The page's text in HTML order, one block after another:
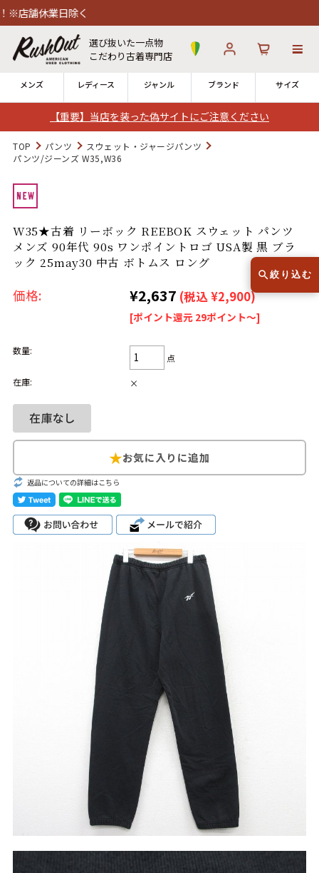
【重要】当店を装った偽サイトにご注意ください
業日除く
選び抜いた一点物
こだわり古着専門店
メンズ レディース ジャンル ブランド サイズ
ログイン
店舗一覧
発送について 12時までのご注文で当日出荷！
※対応不可：日祝、長期休暇、セール
Search by Hotword 今週のHOTワード（7/29〜8/4）
映画
ラルフローレン
ブランドから探す
ラルフ ローレン
チャンピオン
パタゴニア
ディッキーズ
アディダス ナイキ
リーバイス ラッセル・アスレ
チック
Search by Item アイテムから探す
ジャケット セーター
長袖シャツ 半袖シャツ Tシャツ
TOP パンツ
スウェット・ジャージパンツ
パンツ/ジーンズ W35,W36
W35★古着 リーボック REEBOK スウェット パンツ
メンズ 90年代 90s ワンポイントロゴ USA製 黒 ブラ
ック 25may30 中古 ボトムス ロング
価格: ¥2,637 (税込 ¥2,900)
[ポイント還元 29ポイント～]
数量:
点
在庫:
×
返品についての詳細はこちら
絞り込む